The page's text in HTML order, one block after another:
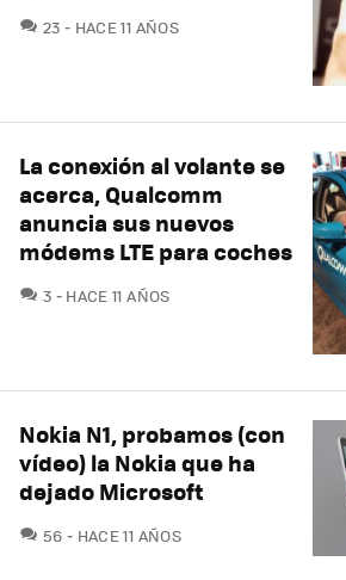
23 COMENTARIOS
HACE 11 AÑOS
La conexión al volante se
acerca, Qualcomm
anuncia sus nuevos
módems LTE para coches
3 COMENTARIOS
HACE 11 AÑOS
Nokia N1, probamos (con
vídeo) la Nokia que ha
dejado Microsoft
56 COMENTARIOS
HACE 11 AÑOS